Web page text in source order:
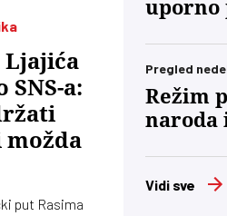
da je reč o
Ljajića
SNS-a:
put Rasima
uporno
Pregled
Režim
naroda
Vidi sve